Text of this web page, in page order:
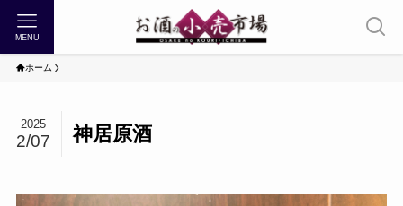
MENU
ホーム
神居原酒
2025
2/07